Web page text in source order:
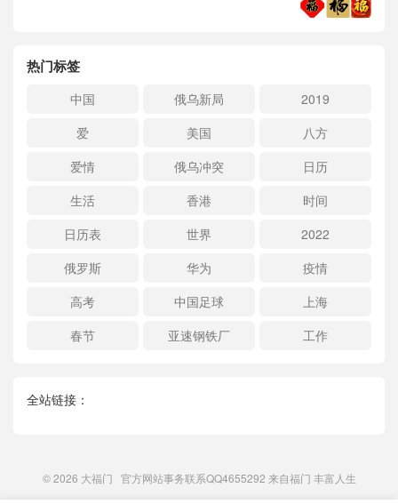
热门标签
中国 俄乌新局
2019
爱
美国
八方
爱情
俄乌冲突
日历
生活
香港
时间
日历表
世界
2022
俄罗斯
华为
疫情
高考
中国足球
上海
春节
亚速钢铁厂 工作
全站链接：
© 2026 大福门 官方网站事务联系QQ4655292 来自福门 丰富人生